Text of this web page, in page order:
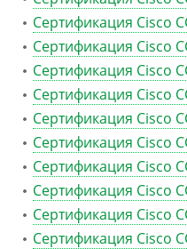
Сертификация Cisco
Сертификация Cisco
Сертификация Cisco
Сертификация Cisco
Сертификация Cisco
Сертификация Cisco
Сертификация Cisco
Сертификация Cisco
Сертификация Cisco
Сертификация Cisco